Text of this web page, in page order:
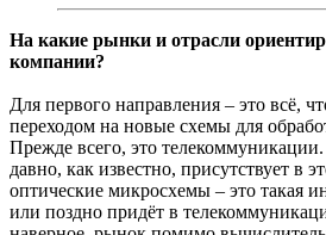
На какие рынки и отрасли
компании?
Для первого направления – это всё,
переходом на новые схемы для
Прежде всего, это
давно, как известно, присутствует в
оптические микросхемы – это такая
или поздно придёт в